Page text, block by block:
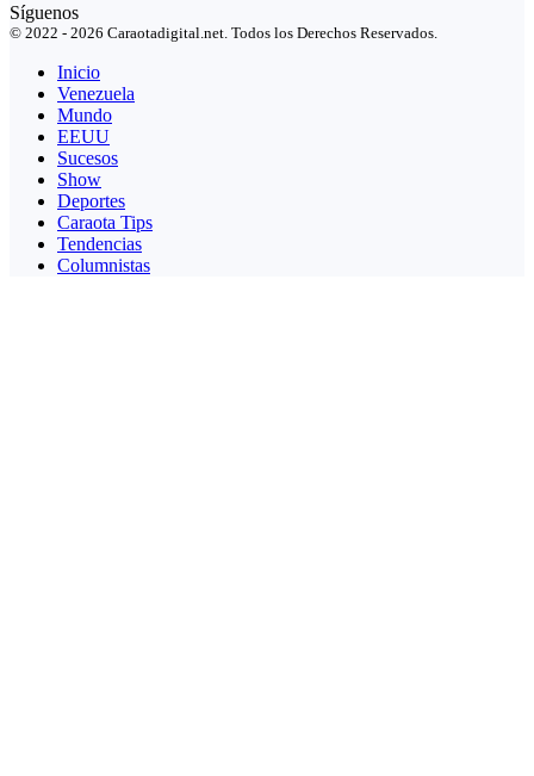
Síguenos
© 2022 - 2026 Caraotadigital.net. Todos los Derechos Reservados.
Inicio
Venezuela
Mundo
EEUU
Sucesos
Show
Deportes
Caraota Tips
Tendencias
Columnistas